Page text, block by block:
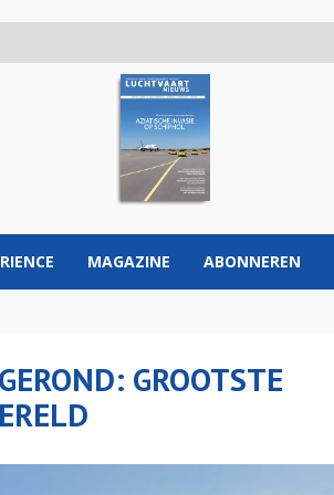
MAGAZINE ABONNEREN
GROOTSTE